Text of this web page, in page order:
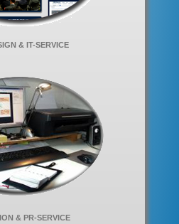
& IT-SERVICE
& PR-SERVICE